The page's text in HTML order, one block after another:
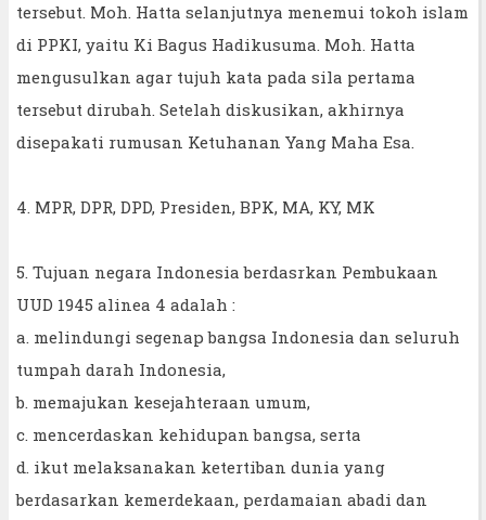
tersebut. Moh. Hatta selanjutnya menemui tokoh islam
di PPKI, yaitu Ki Bagus Hadikusuma. Moh. Hatta
mengusulkan agar tujuh kata pada sila pertama
tersebut dirubah. Setelah diskusikan, akhirnya
disepakati rumusan Ketuhanan Yang Maha Esa.
4. MPR, DPR, DPD, Presiden, BPK, MA, KY, MK
5. Tujuan negara Indonesia berdasrkan Pembukaan
UUD 1945 alinea 4 adalah :
a. melindungi segenap bangsa Indonesia dan seluruh
tumpah darah Indonesia,
b. memajukan kesejahteraan umum,
c. mencerdaskan kehidupan bangsa, serta
d. ikut melaksanakan ketertiban dunia yang
berdasarkan kemerdekaan, perdamaian abadi dan